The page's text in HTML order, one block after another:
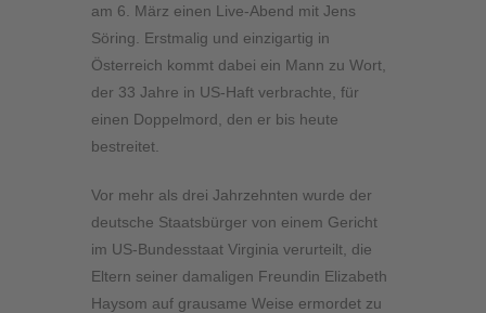
am 6. März einen Live-Abend mit Jens
Söring. Erstmalig und einzigartig in
Österreich kommt dabei ein Mann zu Wort,
der 33 Jahre in US-Haft verbrachte, für
einen Doppelmord, den er bis heute
bestreitet.
Vor mehr als drei Jahrzehnten wurde der
deutsche Staatsbürger von einem Gericht
im US-Bundesstaat Virginia verurteilt, die
Eltern seiner damaligen Freundin Elizabeth
Haysom auf grausame Weise ermordet zu